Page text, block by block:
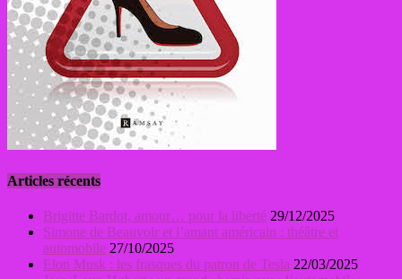
Articles récents
Brigitte Bardot, amour… pour la liberté 29/12/2025
Simone de Beauvoir et l’amant américain : théâtre et
automobile 27/10/2025
Elon Musk : les frasques du patron de Tesla 22/03/2025